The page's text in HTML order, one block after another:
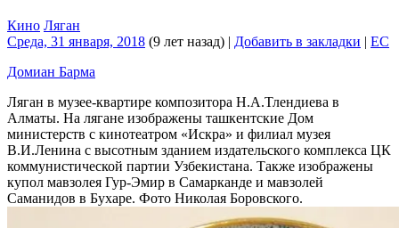
Кино Ляган
Среда, 31 января, 2018 (9 лет назад) | Добавить в закладки | EC
Домиан Барма
Ляган в музее-квартире композитора Н.А.Тлендиева в
Алматы. На лягане изображены ташкентские Дом
министерств с кинотеатром «Искра» и филиал музея
В.И.Ленина с высотным зданием издательского комплекса ЦК
коммунистической партии Узбекистана. Также изображены
купол мавзолея Гур-Эмир в Самарканде и мавзолей
Саманидов в Бухаре. Фото Николая Боровского.